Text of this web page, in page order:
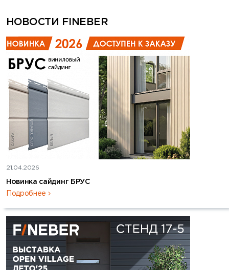
НОВОСТИ FINEBER
21.04.2026
Новинка сайдинг БРУС
Подробнее